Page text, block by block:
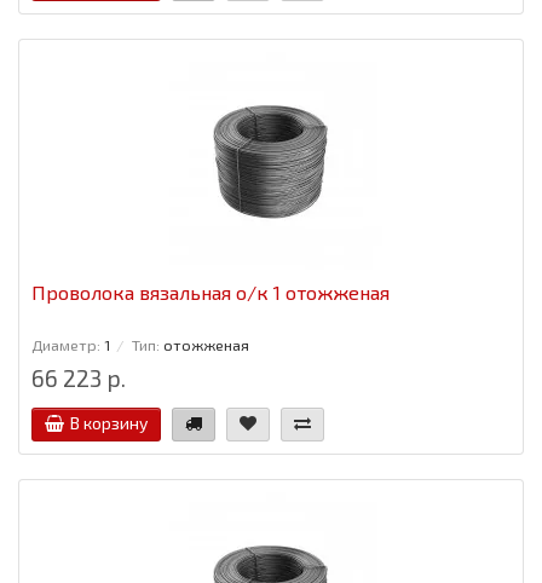
Проволока вязальная о/к 1 отожженая
Диаметр: 1 Тип: отожженая
66 223 р.
В корзину